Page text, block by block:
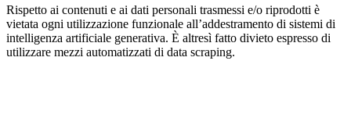
Rispetto ai contenuti e ai dati personali trasmessi e/o riprodotti è
vietata ogni utilizzazione funzionale all’addestramento di sistemi di
intelligenza artificiale generativa. È altresì fatto divieto espresso di
utilizzare mezzi automatizzati di data scraping.